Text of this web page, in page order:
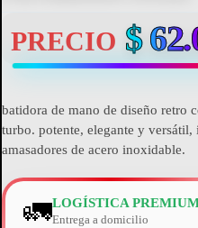
PRECIO $
batidora de mano de diseño retro
turbo. potente, elegante y
amasadores de acero inoxidable.
🚛LOGÍSTICA
Entrega a domicilio